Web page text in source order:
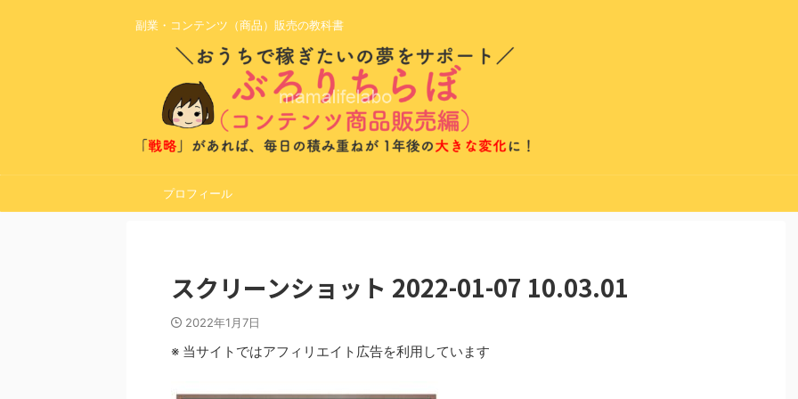
副業・コンテンツ（商品）販売の教科書
プロフィール
スクリーンショット 2022-01-07 10.03.01
2022年1月7日
※ 当サイトではアフィリエイト広告を利用しています